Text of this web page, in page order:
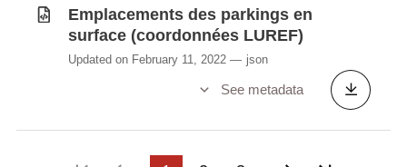
Emplacements des parkings en
surface (coordonnées LUREF)
Updated on February 11, 2022 json
See metadata